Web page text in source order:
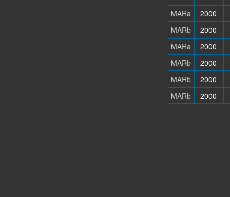
MARa
2000
MARb
2000
MARa
2000
MARb
2000
MARb
2000
MARb
2000